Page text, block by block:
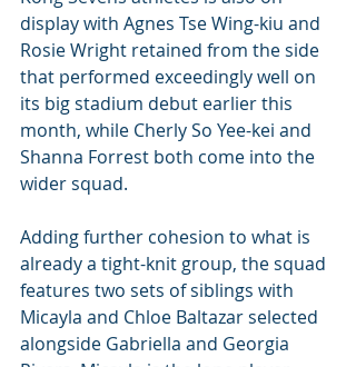
display with Agnes Tse Wing-kiu and
Rosie Wright retained from the side
that performed exceedingly well on
its big stadium debut earlier this
month, while Cherly So Yee-kei and
Shanna Forrest both come into the
wider squad.
Adding further cohesion to what is
already a tight-knit group, the squad
features two sets of siblings with
Micayla and Chloe Baltazar selected
alongside Gabriella and Georgia